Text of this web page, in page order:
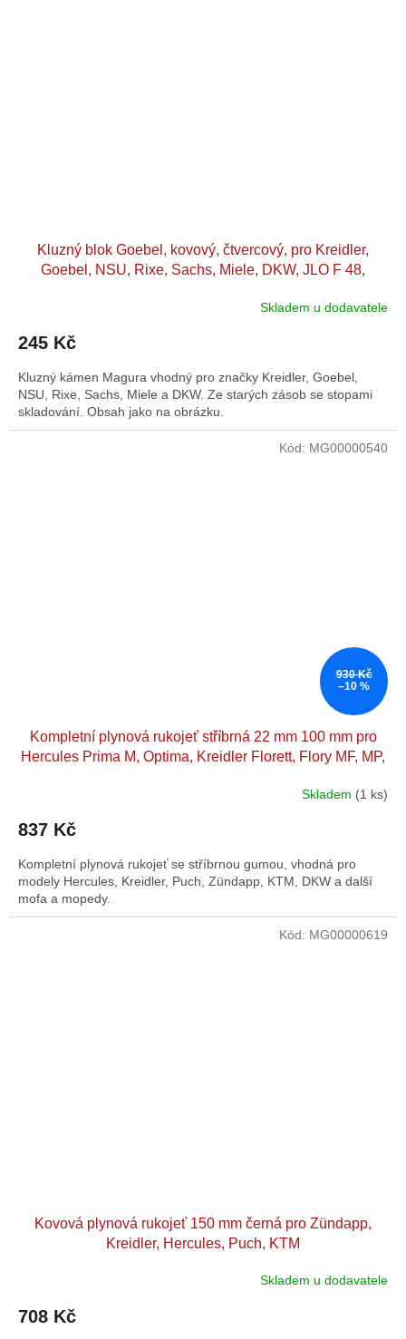
Kluzný blok Goebel, kovový, čtvercový, pro Kreidler,
Goebel, NSU, Rixe, Sachs, Miele, DKW, JLO F 48,
Skladem u dodavatele
245 Kč
Kluzný kámen Magura vhodný pro značky Kreidler, Goebel,
NSU, Rixe, Sachs, Miele a DKW. Ze starých zásob se stopami
skladování. Obsah jako na obrázku.
930 Kč
–10 %
Kompletní plynová rukojeť stříbrná 22 mm 100 mm pro
Hercules Prima M, Optima, Kreidler Florett, Flory MF, MP,
Hai, GTS, KS, C, KTM, DKW, RixeSkladem (1 ks)
837 Kč
Kompletní plynová rukojeť se stříbrnou gumou, vhodná pro
modely Hercules, Kreidler, Puch, Zündapp, KTM, DKW a další
mofa a mopedy.
Kód: MG00000540
Kovová plynová rukojeť 150 mm černá pro Zündapp,
Kreidler, Hercules, Puch, KTM
Skladem u dodavatele
708 Kč
Kód: MG00000619